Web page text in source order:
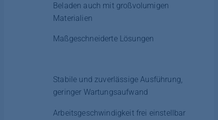
Beladen auch mit großvolumigen
Materialien
Maßgeschneiderte Lösungen
Stabile und zuverlässige Ausführung,
geringer Wartungsaufwand
Arbeitsgeschwindigkeit frei einstellbar